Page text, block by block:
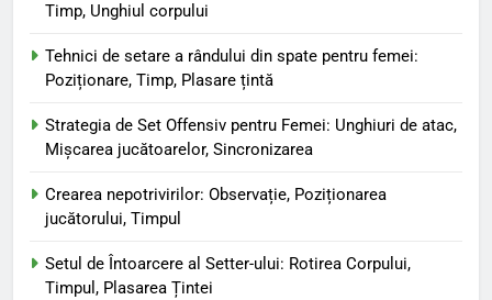
Timp, Unghiul corpului
Tehnici de setare a rândului din spate pentru femei:
Poziționare, Timp, Plasare țintă
Strategia de Set Offensiv pentru Femei: Unghiuri de atac,
Mișcarea jucătoarelor, Sincronizarea
Crearea nepotrivirilor: Observație, Poziționarea
jucătorului, Timpul
Setul de Întoarcere al Setter-ului: Rotirea Corpului,
Timpul, Plasarea Țintei